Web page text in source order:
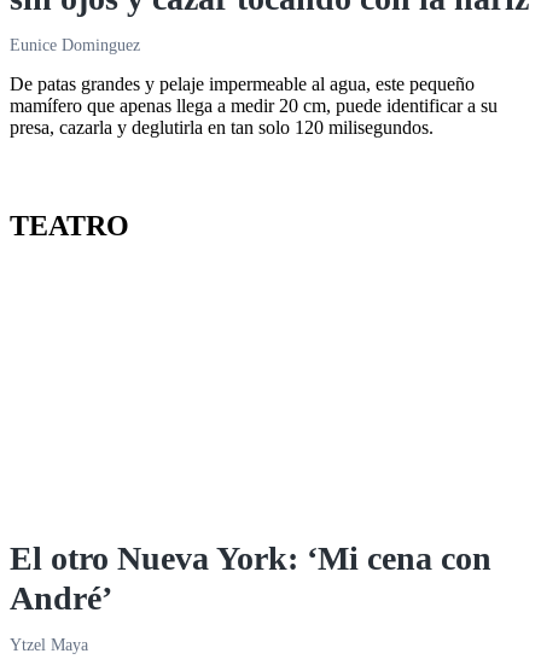
Eunice Dominguez
De patas grandes y pelaje impermeable al agua, este pequeño
mamífero que apenas llega a medir 20 cm, puede identificar a su
presa, cazarla y deglutirla en tan solo 120 milisegundos.
TEATRO
El otro Nueva York: ‘Mi cena con
André’
Ytzel Maya